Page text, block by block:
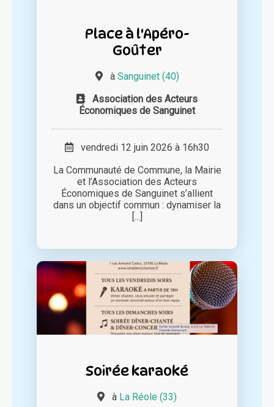
Place à l'Apéro-
Goûter
à Sanguinet (40)
Association des Acteurs
Économiques de Sanguinet
vendredi 12 juin 2026 à 16h30
La Communauté de Commune, la Mairie
et l’Association des Acteurs
Économiques de Sanguinet s’allient
dans un objectif commun : dynamiser la
[...]
Soirée karaoké
à La Réole (33)